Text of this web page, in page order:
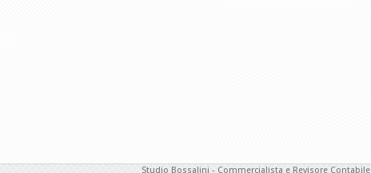
Studio Bossalini - Commercialista e Revisore Contabile